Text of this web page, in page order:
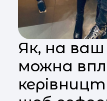
Як, на ваш
можна